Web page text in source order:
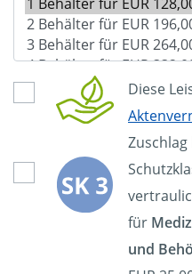
Diese
Zuschlag
für
und